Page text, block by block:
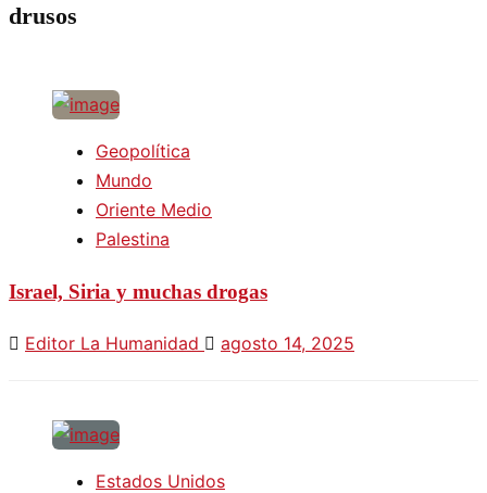
drusos
Geopolítica
Mundo
Oriente Medio
Palestina
Israel, Siria y muchas drogas
Editor La Humanidad agosto 14, 2025
Estados Unidos